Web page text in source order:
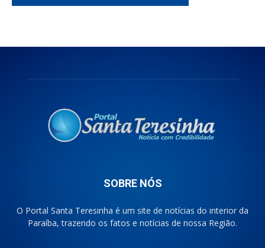
SOBRE NÓS
O Portal Santa Teresinha é um site de notícias do interior da
Paraíba, trazendo os fatos e notícias de nossa Região.